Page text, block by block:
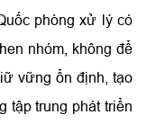
phòng xử lý có
nhóm, không để
vững ổn định, tạo
tập trung phát triển